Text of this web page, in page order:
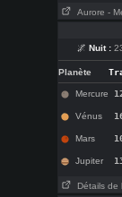
Aurore -
🌌 Nuit :
Planète
Mercure
Vénus
Mars
Jupiter
Détails de